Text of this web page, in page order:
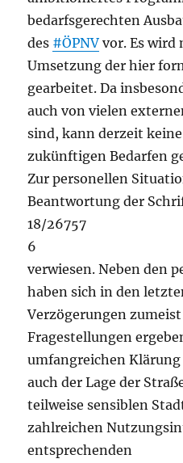
bedarfsgerechten
des #ÖPNV vor. Es wird
Umsetzung der hier
gearbeitet. Da
auch von vielen
sind, kann derzeit
zukünftigen Bedarfen
Zur personellen
Beantwortung der
18/26757
6
verwiesen. Neben den
haben sich in den
Verzögerungen
Fragestellungen
umfangreichen
auch der Lage der
teilweise sensiblen
zahlreichen
entsprechenden